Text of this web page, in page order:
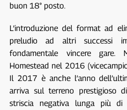
buon 18° posto.
L’introduzione del format ad
preludio ad altri successi
fondamentale vincere
Homestead nel 2016
Il 2017 è anche l’anno
arriva sul terreno prestigioso
striscia negativa lunga più di